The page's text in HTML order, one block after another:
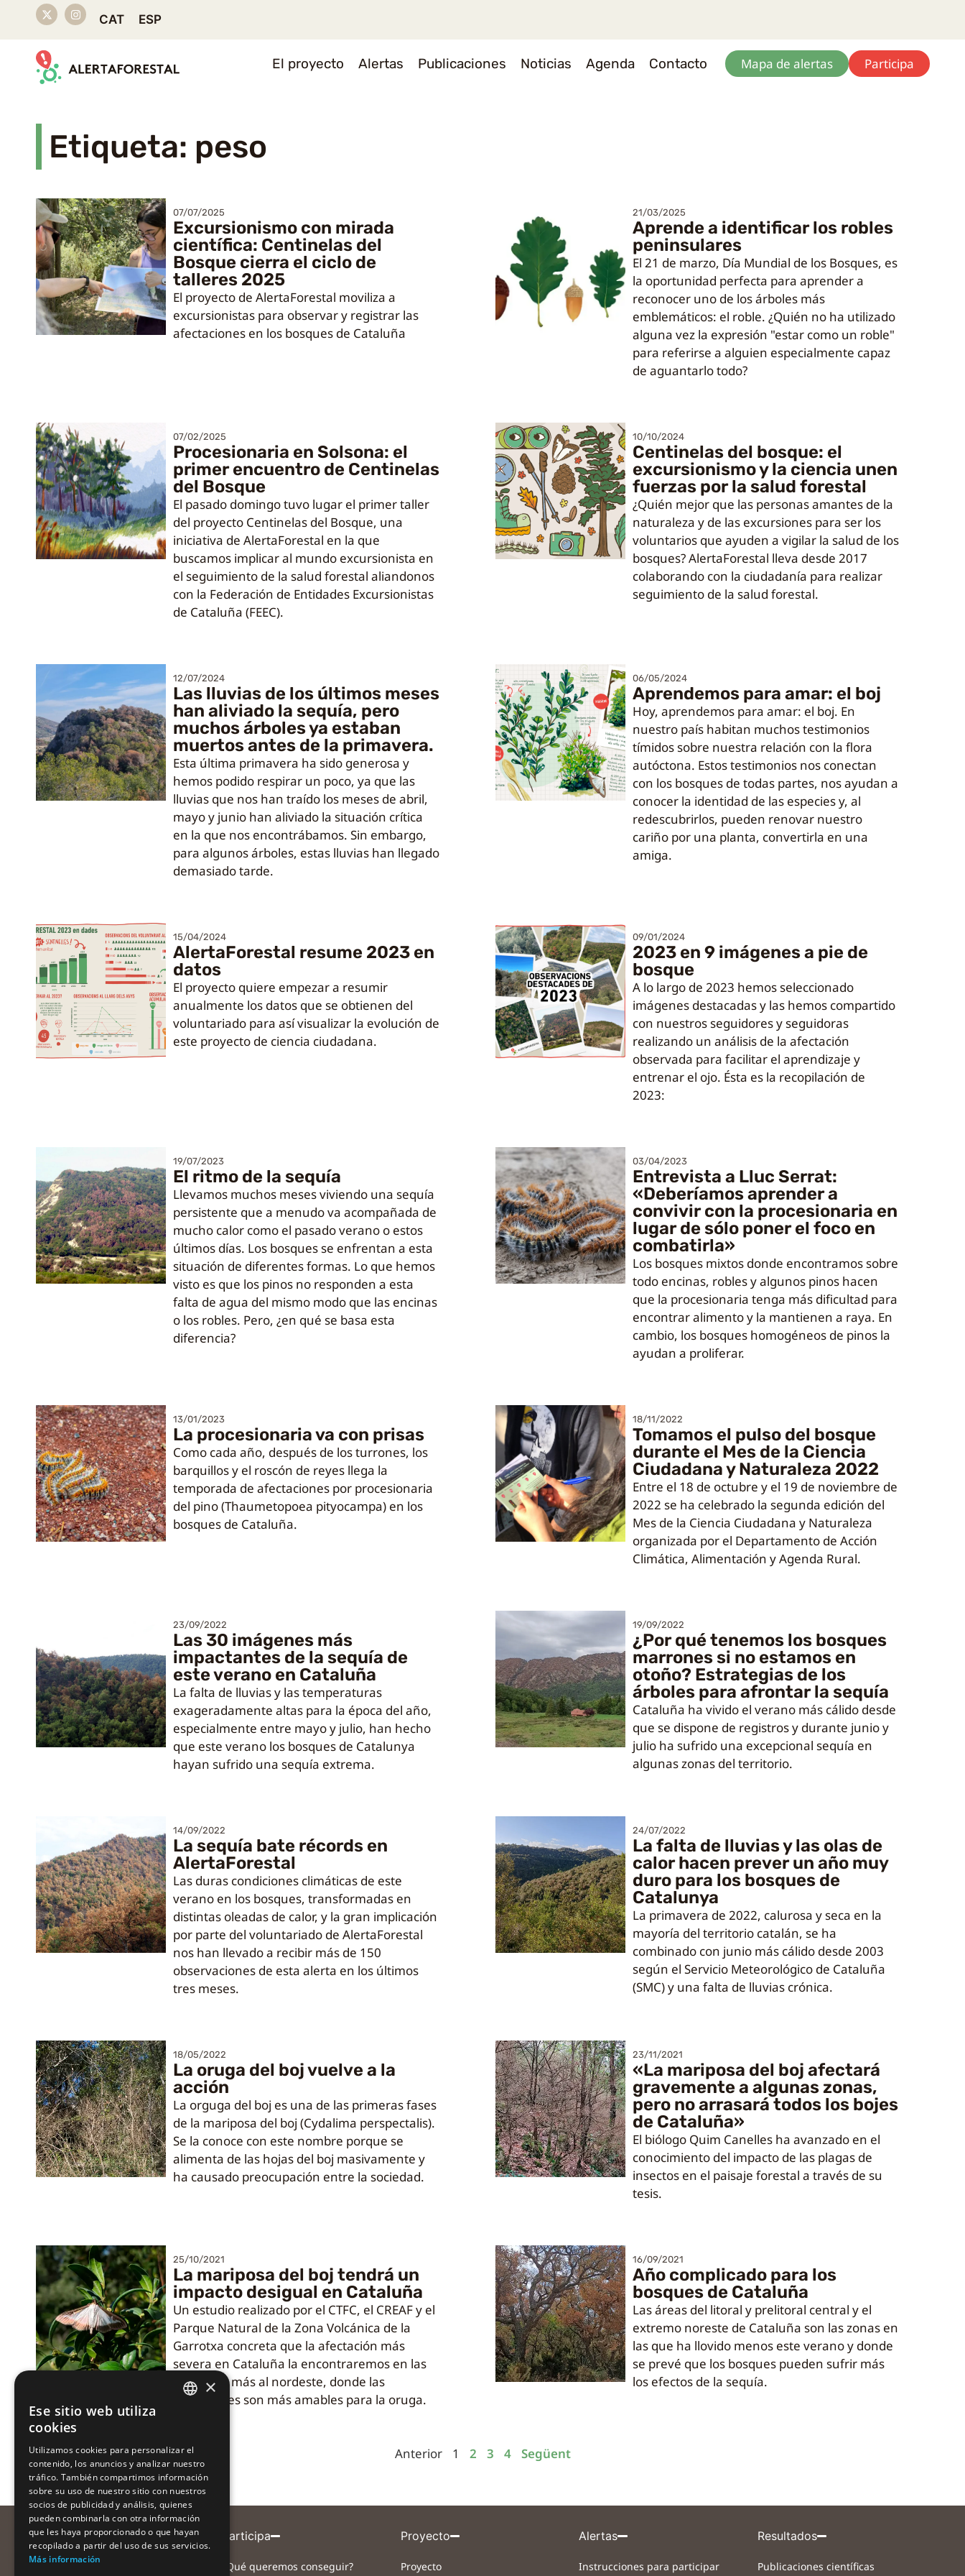
CAT ESP
El proyecto Alertas Publicaciones Noticias Agenda Contacto Mapa de alertas Participa
Etiqueta: peso
07/07/2025
Excursionismo con mirada
científica: Centinelas del
Bosque cierra el ciclo de
talleres 2025
El proyecto de AlertaForestal moviliza a
excursionistas para observar y registrar las
afectaciones en los bosques de Cataluña
21/03/2025
Aprende a identificar los robles
peninsulares
El 21 de marzo, Día Mundial de los Bosques, es
la oportunidad perfecta para aprender a
reconocer uno de los árboles más
emblemáticos: el roble. ¿Quién no ha utilizado
alguna vez la expresión "estar como un roble"
para referirse a alguien especialmente capaz
de aguantarlo todo?
07/02/2025
Procesionaria en Solsona: el
primer encuentro de Centinelas
del Bosque
El pasado domingo tuvo lugar el primer taller
del proyecto Centinelas del Bosque, una
iniciativa de AlertaForestal en la que
buscamos implicar al mundo excursionista en
el seguimiento de la salud forestal aliandonos
con la Federación de Entidades Excursionistas
de Cataluña (FEEC).
10/10/2024
Centinelas del bosque: el
excursionismo y la ciencia unen
fuerzas por la salud forestal
¿Quién mejor que las personas amantes de la
naturaleza y de las excursiones para ser los
voluntarios que ayuden a vigilar la salud de los
bosques? AlertaForestal lleva desde 2017
colaborando con la ciudadanía para realizar
seguimiento de la salud forestal.
12/07/2024
Las lluvias de los últimos meses
han aliviado la sequía, pero
muchos árboles ya estaban
muertos antes de la primavera.
Esta última primavera ha sido generosa y
hemos podido respirar un poco, ya que las
lluvias que nos han traído los meses de abril,
mayo y junio han aliviado la situación crítica
en la que nos encontrábamos. Sin embargo,
para algunos árboles, estas lluvias han llegado
demasiado tarde.
06/05/2024
Aprendemos para amar: el boj
Hoy, aprendemos para amar: el boj. En
nuestro país habitan muchos testimonios
tímidos sobre nuestra relación con la flora
autóctona. Estos testimonios nos conectan
con los bosques de todas partes, nos ayudan a
conocer la identidad de las especies y, al
redescubrirlos, pueden renovar nuestro
cariño por una planta, convertirla en una
amiga.
15/04/2024
AlertaForestal resume 2023 en
datos
El proyecto quiere empezar a resumir
anualmente los datos que se obtienen del
voluntariado para así visualizar la evolución de
este proyecto de ciencia ciudadana.
09/01/2024
2023 en 9 imágenes a pie de
bosque
A lo largo de 2023 hemos seleccionado
imágenes destacadas y las hemos compartido
con nuestros seguidores y seguidoras
realizando un análisis de la afectación
observada para facilitar el aprendizaje y
entrenar el ojo. Ésta es la recopilación de
2023:
19/07/2023
El ritmo de la sequía
Llevamos muchos meses viviendo una sequía
persistente que a menudo va acompañada de
mucho calor como el pasado verano o estos
últimos días. Los bosques se enfrentan a esta
situación de diferentes formas. Lo que hemos
visto es que los pinos no responden a esta
falta de agua del mismo modo que las encinas
o los robles. Pero, ¿en qué se basa esta
diferencia?
03/04/2023
Entrevista a Lluc Serrat:
«Deberíamos aprender a
convivir con la procesionaria en
lugar de sólo poner el foco en
combatirla»
Los bosques mixtos donde encontramos sobre
todo encinas, robles y algunos pinos hacen
que la procesionaria tenga más dificultad para
encontrar alimento y la mantienen a raya. En
cambio, los bosques homogéneos de pinos la
ayudan a proliferar.
13/01/2023
La procesionaria va con prisas
Como cada año, después de los turrones, los
barquillos y el roscón de reyes llega la
temporada de afectaciones por procesionaria
del pino (Thaumetopoea pityocampa) en los
bosques de Cataluña.
18/11/2022
Tomamos el pulso del bosque
durante el Mes de la Ciencia
Ciudadana y Naturaleza 2022
Entre el 18 de octubre y el 19 de noviembre de
2022 se ha celebrado la segunda edición del
Mes de la Ciencia Ciudadana y Naturaleza
organizada por el Departamento de Acción
Climática, Alimentación y Agenda Rural.
23/09/2022
Las 30 imágenes más
impactantes de la sequía de
este verano en Cataluña
La falta de lluvias y las temperaturas
exageradamente altas para la época del año,
especialmente entre mayo y julio, han hecho
que este verano los bosques de Catalunya
hayan sufrido una sequía extrema.
19/09/2022
¿Por qué tenemos los bosques
marrones si no estamos en
otoño? Estrategias de los
árboles para afrontar la sequía
Cataluña ha vivido el verano más cálido desde
que se dispone de registros y durante junio y
julio ha sufrido una excepcional sequía en
algunas zonas del territorio.
14/09/2022
La sequía bate récords en
AlertaForestal
Las duras condiciones climáticas de este
verano en los bosques, transformadas en
distintas oleadas de calor, y la gran implicación
por parte del voluntariado de AlertaForestal
nos han llevado a recibir más de 150
observaciones de esta alerta en los últimos
tres meses.
24/07/2022
La falta de lluvias y las olas de
calor hacen prever un año muy
duro para los bosques de
Catalunya
La primavera de 2022, calurosa y seca en la
mayoría del territorio catalán, se ha
combinado con junio más cálido desde 2003
según el Servicio Meteorológico de Cataluña
(SMC) y una falta de lluvias crónica.
18/05/2022
La oruga del boj vuelve a la
acción
La orguga del boj es una de las primeras fases
de la mariposa del boj (Cydalima perspectalis).
Se la conoce con este nombre porque se
alimenta de las hojas del boj masivamente y
ha causado preocupación entre la sociedad.
23/11/2021
«La mariposa del boj afectará
gravemente a algunas zonas,
pero no arrasará todos los bojes
de Cataluña»
El biólogo Quim Canelles ha avanzado en el
conocimiento del impacto de las plagas de
insectos en el paisaje forestal a través de su
tesis.
25/10/2021
La mariposa del boj tendrá un
impacto desigual en Cataluña
Un estudio realizado por el CTFC, el CREAF y el
Parque Natural de la Zona Volcánica de la
Garrotxa concreta que la afectación más
severa en Cataluña la encontraremos en las
comarcas más al nordeste, donde las
condiciones son más amables para la oruga.
16/09/2021
Año complicado para los
bosques de Cataluña
Las áreas del litoral y prelitoral central y el
extremo noreste de Cataluña son las zonas en
las que ha llovido menos este verano y donde
se prevé que los bosques pueden sufrir más
los efectos de la sequía.
Anterior 1 2 3 4 Següent
Entidad coordinadora Participa
¿Qué queremos conseguir?
Proyecto
Proyecto
Alertas
Instrucciones para participar
Resultados
Publicaciones científicas
SPANISH
×
Ese sitio web utiliza
cookies
Utilizamos cookies para personalizar el
contenido, los anuncios y analizar nuestro
tráfico. También compartimos información
sobre su uso de nuestro sitio con nuestros
socios de publicidad y análisis, quienes
pueden combinarla con otra información
que les haya proporcionado o que hayan
recopilado a partir del uso de sus servicios.
Más información